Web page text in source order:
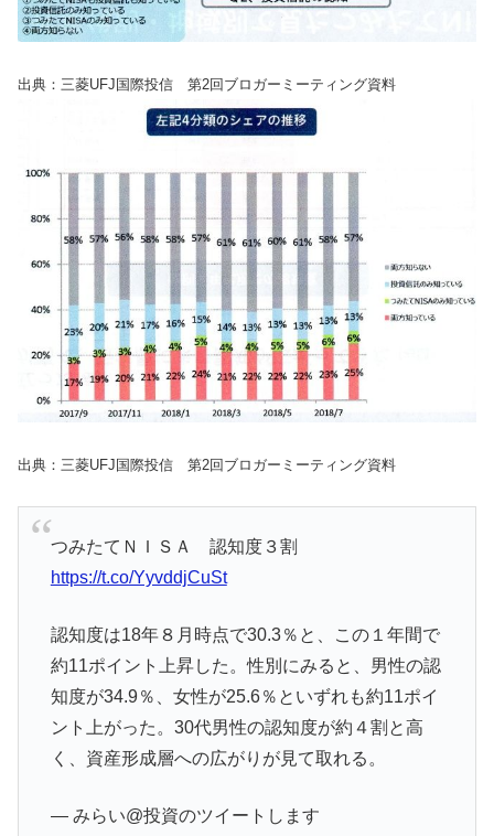
出典：三菱UFJ国際投信 第2回ブロガーミーティング資料
出典：三菱UFJ国際投信 第2回ブロガーミーティング資料
つみたてＮＩＳＡ 認知度３割
https://t.co/YyvddjCuSt
認知度は18年８月時点で30.3％と、この１年間で
約11ポイント上昇した。性別にみると、男性の認
知度が34.9％、女性が25.6％といずれも約11ポイ
ント上がった。30代男性の認知度が約４割と高
く、資産形成層への広がりが見て取れる。
— みらい@投資のツイートします